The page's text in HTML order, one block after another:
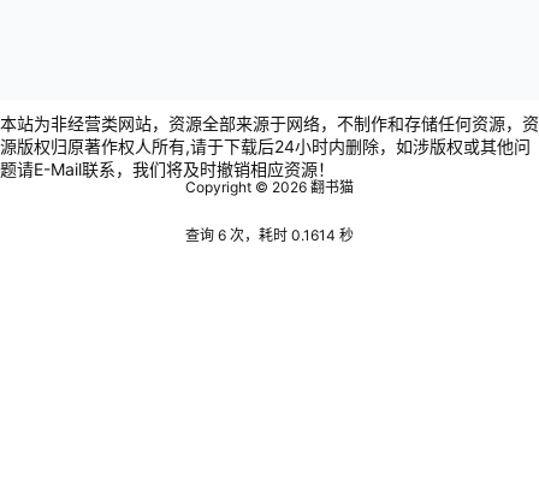
本站为非经营类网站，资源全部来源于网络，不制作和存储任何资源，资
源版权归原著作权人所有,请于下载后24小时内删除，如涉版权或其他问
题请E-Mail联系，我们将及时撤销相应资源！
Copyright © 2026 翻书猫
查询 6 次，耗时 0.1614 秒